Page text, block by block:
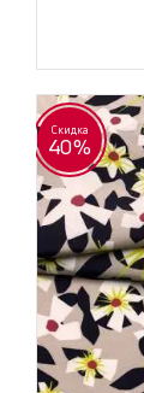
Скидка
40%